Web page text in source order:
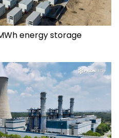
energy storage